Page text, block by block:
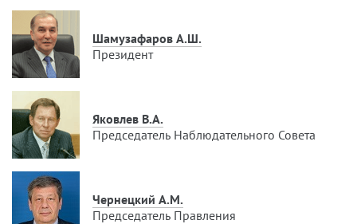
Шамузафаров А.Ш.
Президент
Яковлев В.А.
Председатель Наблюдательного Совета
Чернецкий А.М.
Председатель Правления